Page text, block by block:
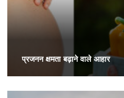
प्रजनन क्षमता बढ़ाने वाले आहार